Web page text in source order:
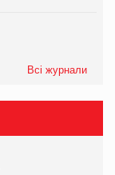
Всі журнали